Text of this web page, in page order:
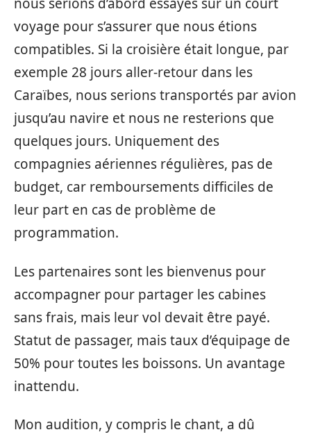
voyage pour s’assurer que nous étions
compatibles. Si la croisière était longue, par
exemple 28 jours aller-retour dans les
Caraïbes, nous serions transportés par avion
jusqu’au navire et nous ne resterions que
quelques jours. Uniquement des
compagnies aériennes régulières, pas de
budget, car remboursements difficiles de
leur part en cas de problème de
programmation.
Les partenaires sont les bienvenus pour
accompagner pour partager les cabines
sans frais, mais leur vol devait être payé.
Statut de passager, mais taux d’équipage de
50% pour toutes les boissons. Un avantage
inattendu.
Mon audition, y compris le chant, a dû